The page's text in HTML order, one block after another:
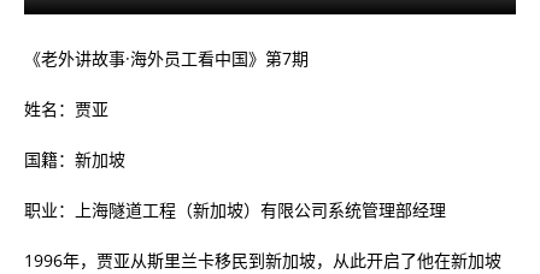
《老外讲故事·海外员工看中国》第7期
姓名：贾亚
国籍：新加坡
职业：上海隧道工程（新加坡）有限公司系统管理部经理
1996年，贾亚从斯里兰卡移民到新加坡，从此开启了他在新加坡